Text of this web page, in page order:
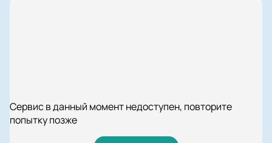
Сервис в данный момент недоступен, повторите
попытку позже